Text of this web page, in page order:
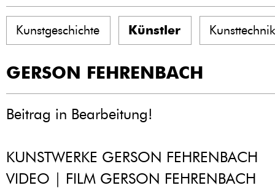
Kunstgeschichte Künstler
GERSON FEHRENBACH
Beitrag in Bearbeitung!
KUNSTWERKE GERSON FEHRENBACH
VIDEO | FILM GERSON FEHRENBACH